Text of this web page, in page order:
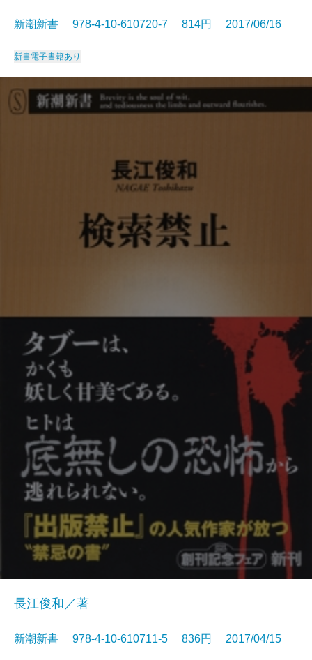
新潮新書 978-4-10-610720-7 814円 2017/06/16
新書電子書籍あり
長江俊和／著
新潮新書 978-4-10-610711-5 836円 2017/04/15